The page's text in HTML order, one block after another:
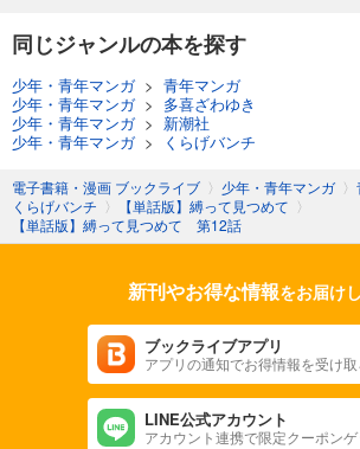
同じジャンルの本を探す
少年・青年マンガ> 青年マンガ
少年・青年マンガ> 多喜ざわゆき
少年・青年マンガ> 新潮社
少年・青年マンガ> くらげバンチ
電子書籍・漫画 ブックライブ 〉 少年・青年マンガ 〉
くらげバンチ 〉 【単話版】縛って見つめて 〉
【単話版】縛って見つめて 第12話
新刊やお得な情報をお届け
ブックライブアプリ
アプリの通知でお得情報を受け取
LINE公式アカウント
アカウント連携で限定クーポンゲ